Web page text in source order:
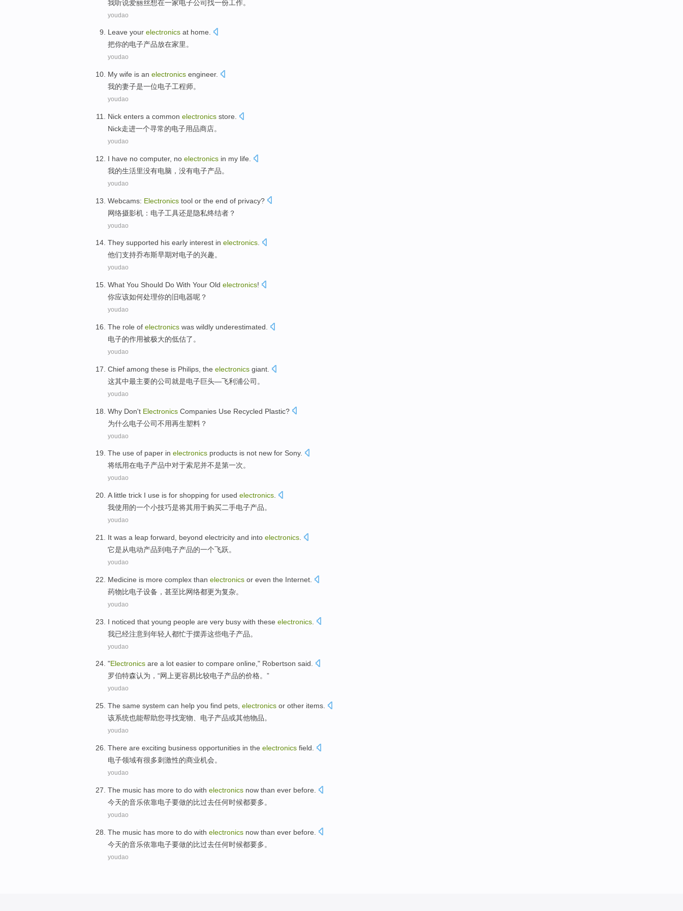
我听说爱丽丝想在一家电子公司 找一份工作。
youdao
Leave your electronics at home.
把你的电子产品放在家里。
youdao
My wife is an electronics engineer.
我的妻子是一位电子工程师。
youdao
Nick enters a common electronics store
Nick走进一个寻常的电子用品商店。
youdao
I have no computer, no electronics in my life
我的生活里没有电脑 ，没有电子产品。
youdao
Webcams: Electronics tool or the end of privacy?
网络摄影机 ： 电子工具还是隐私终结者？
youdao
They supported his early interest in electronics.
他们支持乔布斯早期对电子的兴趣。
youdao
What You Should Do With Your Old electronics!
你应该如何处理你的 旧电器呢？
youdao
The role of electronics was wildly underestimated
电子的作用被极大的低估了。
youdao
Chief among these is Philips , the electronics giant
这其中最主要的公司就是电子巨头—飞利浦公司。
youdao
Why Don't Electronics Companies Use Recycled Plastic?
为什么电子公司不用再生塑料 ？
youdao
The use of paper in electronics products is not new for Sony.
将纸用在电子产品中对于索尼并不是第一次。
youdao
A little trick I use is for shopping for used electronics
我使用的一个小技巧是将其用于购买二手电子产品。
youdao
It was a leap forward, beyond electricity and into electronics
它是从电动产品到 电子产品的一个飞跃。
youdao
Medicine is more complex than electronics or even the Internet
药物比电子设备 ， 甚至比网络都更为复杂。
youdao
I noticed that young people are very busy with these electronics
我已经注意到年轻人都忙于摆弄这些电子产品。
youdao
"Electronics are a lot easier to compare online," Robertson said.
罗伯特森认为，“网上更容易比较电子产品的价格。”
youdao
The same system can help you find pets electronics or other items
该系统也能帮助您寻找宠物 电子产品或其他物品。
youdao
There are exciting business opportunities in the electronics field
电子领域有很多刺激性的商业机会。
youdao
The music has more to do with electronics now than ever before.
今天的音乐依靠电子要做的比过去任何时候都要多。
youdao
The music has more to do with electronics now than ever before.
今天的音乐依靠电子要做的比过去任何时候都要多。
youdao